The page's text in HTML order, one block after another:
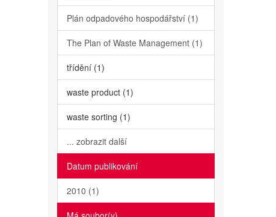
Plán odpadového hospodářství (1)
The Plan of Waste Management (1)
třídění (1)
waste product (1)
waste sorting (1)
... zobrazit další
Datum publikování
2010 (1)